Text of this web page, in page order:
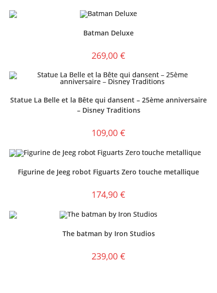
Batman Deluxe
269,00 €
Statue La Belle et la Bête qui dansent – 25ème anniversaire
– Disney Traditions
109,00 €
Figurine de Jeeg robot Figuarts Zero touche metallique
174,90 €
The batman by Iron Studios
239,00 €